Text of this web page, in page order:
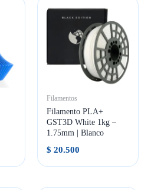
Filamentos
Filamento PLA+
GST3D White 1kg –
1.75mm | Blanco
$ 20.500